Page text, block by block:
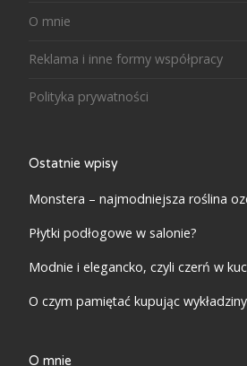
O mnie
Reklama i inne formy współpracy
Polityka prywatności
Ostatnie wpisy
Monstera – najmodniejsza roślina
Płytki podłogowe w salonie?
Modnie i elegancko, czyli czerń w
O czym pamiętać kupując
O mnie